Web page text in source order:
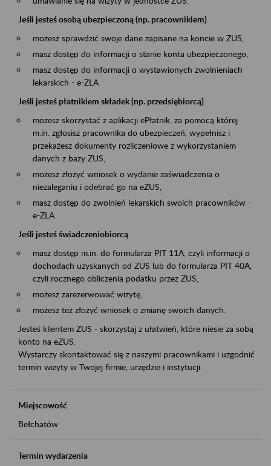
Jeśli jesteś osobą ubezpieczoną (np. pracownikiem)
możesz sprawdzić swoje dane zapisane na koncie w ZUS,
masz dostęp do informacji o stanie konta ubezpieczonego,
masz dostęp do informacji o wystawionych zwolnieniach
lekarskich - e-ZLA
Jeśli jesteś płatnikiem składek (np. przedsiębiorcą)
możesz skorzystać z aplikacji ePłatnik, za pomocą której
m.in. zgłosisz pracownika do ubezpieczeń, wypełnisz i
przekażesz dokumenty rozliczeniowe z wykorzystaniem
danych z bazy ZUS,
możesz złożyć wniosek o wydanie zaświadczenia o
niezaleganiu i odebrać go na eZUS,
masz dostęp do zwolnień lekarskich swoich pracowników -
e-ZLA
Jeśli jesteś świadczeniobiorcą
masz dostęp m.in. do formularza PIT 11A, czyli informacji o
dochodach uzyskanych od ZUS lub do formularza PIT 40A,
czyli rocznego obliczenia podatku przez ZUS,
możesz zarezerwować wizytę,
możesz też złożyć wniosek o zmianę swoich danych.
Jesteś klientem ZUS - skorzystaj z ułatwień, które niesie za sobą
konto na eZUS.
Wystarczy skontaktować się z naszymi pracownikami i uzgodnić
termin wizyty w Twojej firmie, urzędzie i instytucji.
Miejscowość
Bełchatów
Termin wydarzenia